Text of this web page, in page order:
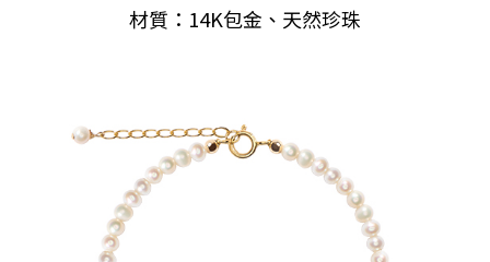
材質：14K包金、天然珍珠